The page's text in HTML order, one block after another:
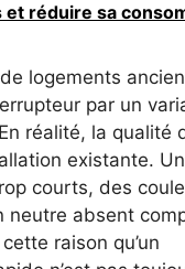
réduire sa
logements
par un
réalité, la qualité
existante.
courts, des
neutre absent
raison qu’un